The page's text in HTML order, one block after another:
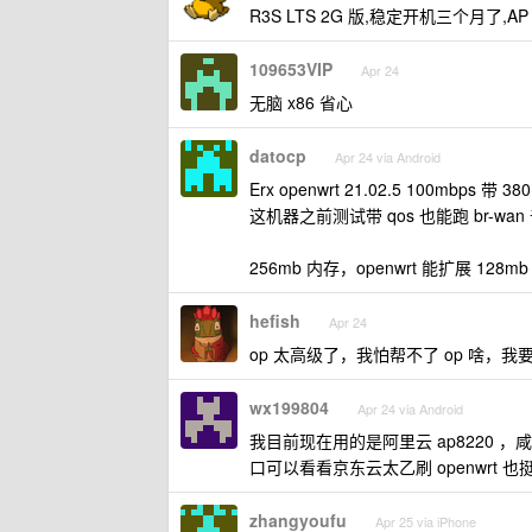
R3S LTS 2G 版,稳定开机三个月了
109653VIP Apr 24
无脑 x86 省心
datocp Apr 24 via Android
Erx openwrt 21.02.5 100mbps 带
这机器之前测试带 qos 也能跑 br-wan
256mb 内存，openwrt 能扩展
hefish Apr 24
op 太高级了，我怕帮不了 op 啥，我
wx199804 Apr 24 via Android
我目前现在用的是阿里云 ap8220 ，
口可以看看京东云太乙刷 openwrt 也
zhangyoufu Apr 25 via iPhone